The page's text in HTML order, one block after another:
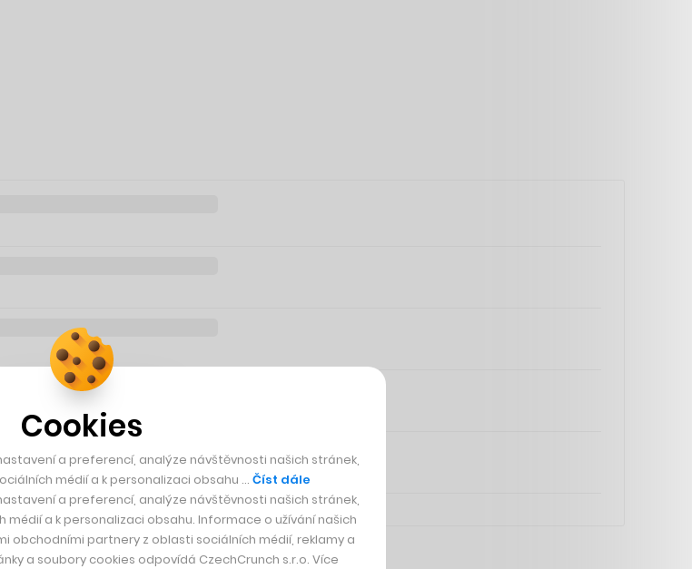
Cookies
a preferencí, analýze návštěvnosti našich stránek,
médií a k personalizaci obsahu … Číst dále
a preferencí, analýze návštěvnosti našich stránek,
a k personalizaci obsahu. Informace o užívání našich
obchodními partnery z oblasti sociálních médií, reklamy a
a soubory cookies odpovídá CzechCrunch s.r.o. Více